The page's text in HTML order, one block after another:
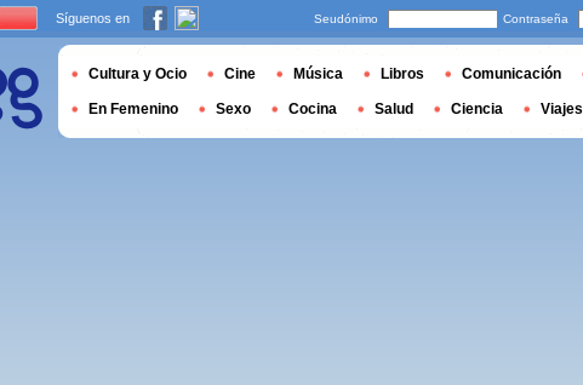
Síguenos en Seudónimo Contraseña
Cultura y Ocio Cine Música Libros Comunicación
En Femenino Sexo Cocina Salud Ciencia Viajes